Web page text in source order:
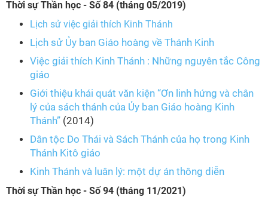
Thời sự Thần học - Số 84 (tháng 05/2019)
Lịch sử việc giải thích Kinh Thánh
Lịch sử Ủy ban Giáo hoàng về Thánh Kinh
Việc giải thích Kinh Thánh : Những nguyên tắc Công
giáo
Giới thiệu khái quát văn kiện “Ơn linh hứng và chân
lý của sách thánh của Ủy ban Giáo hoàng Kinh
Thánh” (2014)
Dân tộc Do Thái và Sách Thánh của họ trong Kinh
Thánh Kitô giáo
Kinh Thánh và luân lý: một dự án thông diễn
Thời sự Thần học - Số 94 (tháng 11/2021)